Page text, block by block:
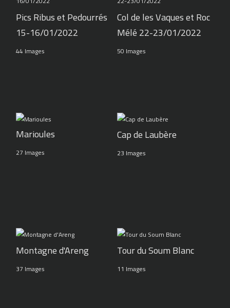
Pics Ribus et Pedourrés
15-16/01/2022
44 Images
Col de les Vaques et Roc
Mélé 22-23/01/2022
50 Images
Marioules
27 Images
Cap de Laubère
23 Images
Montagne d'Areng
37 Images
Tour du Soum Blanc
11 Images